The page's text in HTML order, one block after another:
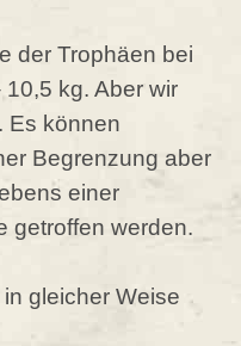
der Trophäen bei
kg. Aber wir
Es können
Begrenzung aber
einer
getroffen werden.
gleicher Weise